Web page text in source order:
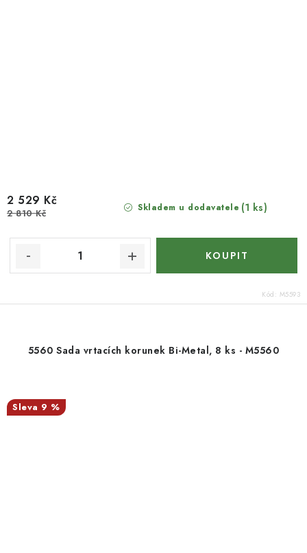
Skladem u dodavatele (1 ks)
2 529 Kč
2 810 Kč
Kód: M5593
5560 Sada vrtacích korunek Bi-Metal, 8 ks - M5560
9 %